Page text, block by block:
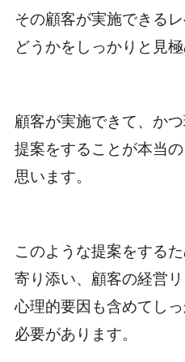
その顧客が実施できる
どうかをしっかりと見
顧客が実施できて、か
提案をすることが本当
思います。
このような提案をする
寄り添い、顧客の経営リ
心理的要因も含めてし
必要があります。